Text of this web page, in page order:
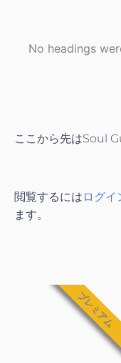
No headings
ここから先はSoul
閲覧するには ログイ
ます。
プレミアム